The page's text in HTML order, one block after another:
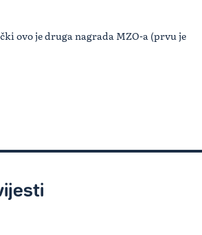
ovo je druga nagrada MZO-a (prvu je